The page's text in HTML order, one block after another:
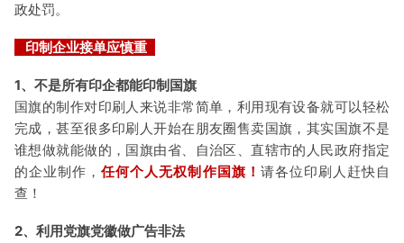
政处罚。
印制企业接单应慎重
1、不是所有印企都能印制国旗
国旗的制作对印刷人来说非常简单，利用现有设备就可以轻松
完成，甚至很多印刷人开始在朋友圈售卖国旗，其实国旗不是
谁想做就能做的，国旗由省、自治区、直辖市的人民政府指定
的企业制作，任何个人无权制作国旗！ 请各位印刷人赶快自
查！
2、利用党旗党徽做广告非法